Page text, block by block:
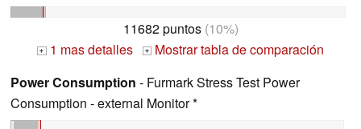
11682 puntos(10%)
+ 1 mas detalles +
Mostrar tabla de comparación
Power Consumption - Furmark Stress Test Power
Consumption - external Monitor *